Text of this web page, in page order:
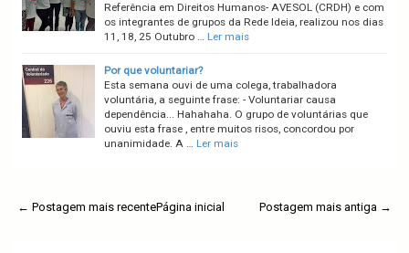
Referência em Direitos Humanos- AVESOL (CRDH) e com
os integrantes de grupos da Rede Ideia, realizou nos dias
11, 18, 25 Outubro … Ler mais
Por que voluntariar?
Esta semana ouvi de uma colega, trabalhadora
voluntária, a seguinte frase: - Voluntariar causa
dependência... Hahahaha. O grupo de voluntárias que
ouviu esta frase , entre muitos risos, concordou por
unanimidade. A … Ler mais
← Postagem mais recente Postagem mais antiga →
Página inicial